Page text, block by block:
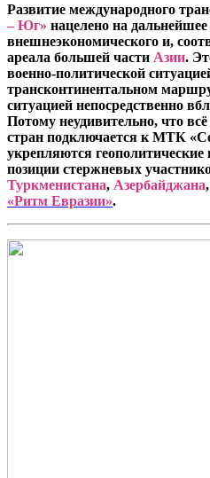
Развитие международного
– Юг» нацелено на дальнейшее
внешнеэкономического и,
ареала большей части Азии.
военно-политической
трансконтинентальном
ситуацией непосредственно
Потому неудивительно, что
стран подключается к МТК
укрепляются
позиции стержневых
Туркменистана, Азербайджана,
«Ритм Евразии».